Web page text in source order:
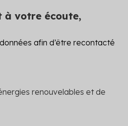
à votre écoute,
afin d’être recontacté
renouvelables et de